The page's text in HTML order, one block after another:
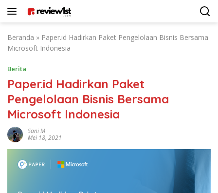
Beranda » Paper.id Hadirkan Paket Pengelolaan Bisnis Bersama
Microsoft Indonesia
Berita
Paper.id Hadirkan Paket
Pengelolaan Bisnis Bersama
Microsoft Indonesia
Sani M
Mei 18, 2021